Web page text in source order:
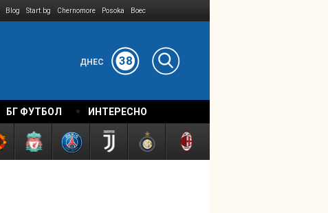
Blog Start.bg Chernomore Posoka Boec
ДНЕС 38
БГ ФУТБОЛ ИНТЕРЕСНО